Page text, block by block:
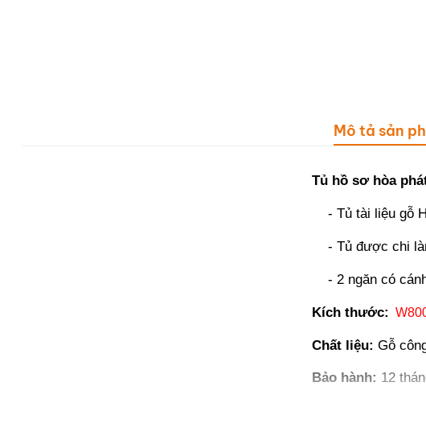
Mô tả sản
Tủ hồ sơ hòa
- Tủ tài liệu gỗ
- Tủ được chi
- 2 ngăn có
Kích thước:
Chất liệu: Gỗ
Bảo hành: 12